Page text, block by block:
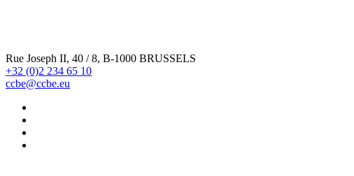
Rue Joseph II, 40 / 8, B-1000 BRUSSELS
+32 (0)2 234 65 10
ccbe@ccbe.eu